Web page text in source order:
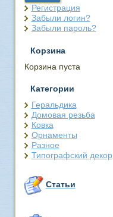
Регистрация
Забыли логин?
Забыли пароль?
Корзина
Корзина пуста
Категории
Геральдика
Домовая резьба
Ковка
Орнаменты
Разное
Типографский декор
Статьи